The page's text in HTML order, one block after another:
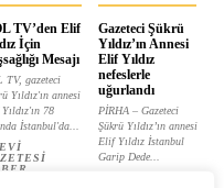
TV’den Elif
İçin
Mesajı
TV, gazeteci
Yıldız'ın annesi
78
İstanbul'da...
Gazeteci Şükrü
Yıldız’ın Annesi
Elif Yıldız
nefeslerle
uğurlandı
PİRHA – Gazeteci
Şükrü Yıldız’ın annesi
Elif Yıldız İstanbul
Garip Dede...